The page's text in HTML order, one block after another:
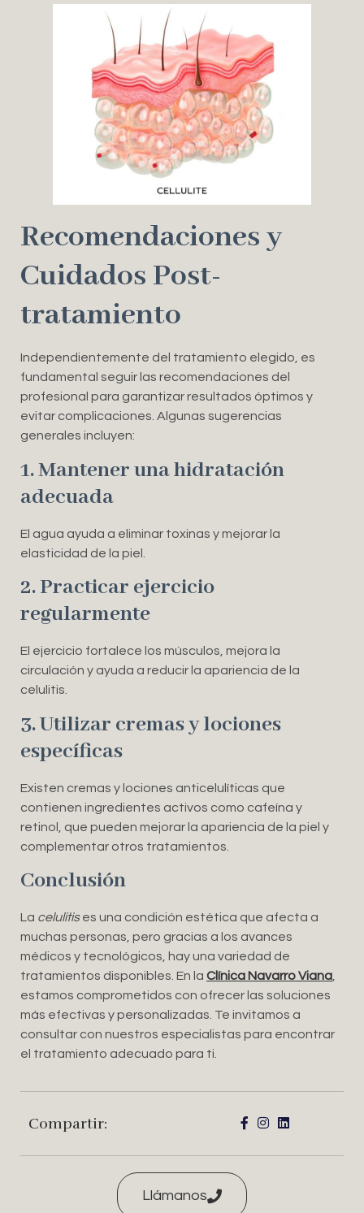
Recomendaciones y
Cuidados Post-
tratamiento
Independientemente del tratamiento elegido, es
fundamental seguir las recomendaciones del
profesional para garantizar resultados óptimos y
evitar complicaciones. Algunas sugerencias
generales incluyen:
1. Mantener una hidratación
adecuada
El agua ayuda a eliminar toxinas y mejorar la
elasticidad de la piel.
2. Practicar ejercicio
regularmente
El ejercicio fortalece los músculos, mejora la
circulación y ayuda a reducir la apariencia de la
celulitis.
3. Utilizar cremas y lociones
específicas
Existen cremas y lociones anticelulíticas que
contienen ingredientes activos como cafeína y
retinol, que pueden mejorar la apariencia de la piel y
complementar otros tratamientos.
Conclusión
La celulitises una condición estética que afecta a
muchas personas, pero gracias a los avances
médicos y tecnológicos, hay una variedad de
tratamientos disponibles. En la Clínica Navarro Viana
estamos comprometidos con ofrecer las soluciones
más efectivas y personalizadas. Te invitamos a
consultar con nuestros especialistas para encontrar
el tratamiento adecuado para ti.
Compartir:
Llámanos